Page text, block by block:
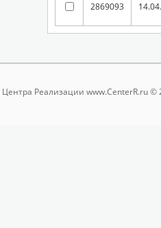
2869093
Центра Реализации www.CenterR.ru ©